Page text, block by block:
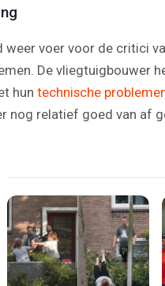
voer voor de critici
De vliegtuigbouwer
hun technische
nog relatief goed van af